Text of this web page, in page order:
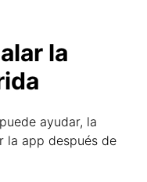
la
ayudar, la
la app después de